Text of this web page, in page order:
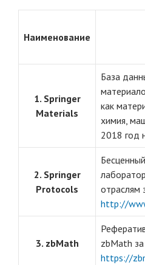
Наименование
1. Springer
Materials
База
как
химия,
2018 год
2. Springer
Protocols
отраслям
http://
3. zbMath
zbMath
https://